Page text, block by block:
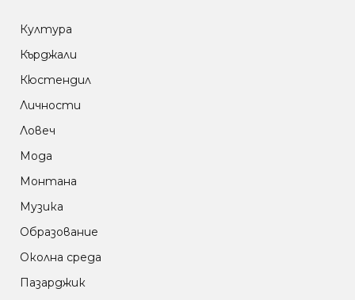
Култура
Кърджали
Кюстендил
Личности
Ловеч
Мода
Монтана
Музика
Образование
Околна среда
Пазарджик